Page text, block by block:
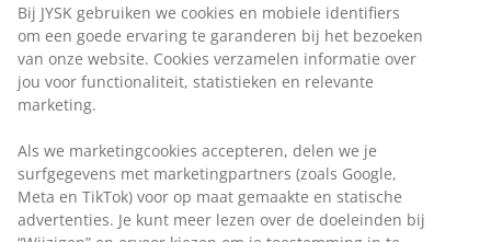
Bij JYSK gebruiken we cookies en mobiele identifiers
om een goede ervaring te garanderen bij het bezoeken
van onze website. Cookies verzamelen informatie over
jou voor functionaliteit, statistieken en relevante
marketing.
Als we marketingcookies accepteren, delen we je
surfgegevens met marketingpartners (zoals Google,
Meta en TikTok) voor op maat gemaakte en statische
advertenties. Je kunt meer lezen over de doeleinden bij